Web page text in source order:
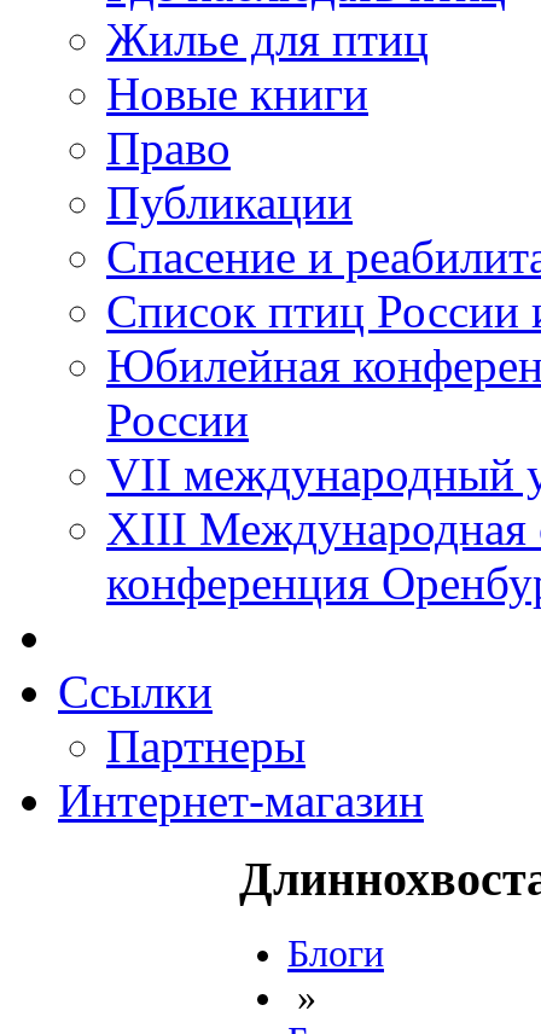
Жилье для птиц
Новые книги
Право
Публикации
Спасение и
Список птиц России
Юбилейная
России
VII международный
XIII Международная
конференция
Ссылки
Партнеры
Интернет-магазин
Блоги
»